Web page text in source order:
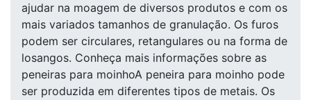
ajudar na moagem de diversos produtos e com os
mais variados tamanhos de granulação. Os furos
podem ser circulares, retangulares ou na forma de
losangos. Conheça mais informações sobre as
peneiras para moinhoA peneira para moinho pode
ser produzida em diferentes tipos de metais. Os